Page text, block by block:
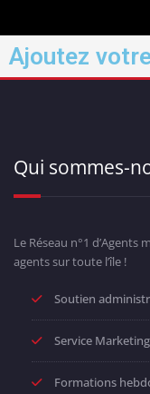
Ajoutez
Qui sommes-
Le Réseau n°1
agents sur toute l’île !
Soutien
Service
Formations